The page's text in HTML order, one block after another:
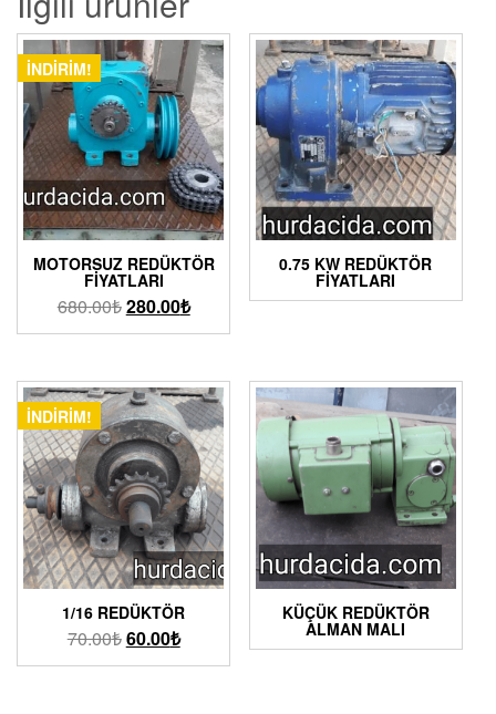
İNDIRIM!
MOTORSUZ REDÜKTÖR
FIYATLARI
680.00₺280.00₺
0.75 KW REDÜKTÖR
FIYATLARI
İNDIRIM!
1/16 REDÜKTÖR
70.00₺60.00₺
KÜÇÜK REDÜKTÖR
ALMAN MALI